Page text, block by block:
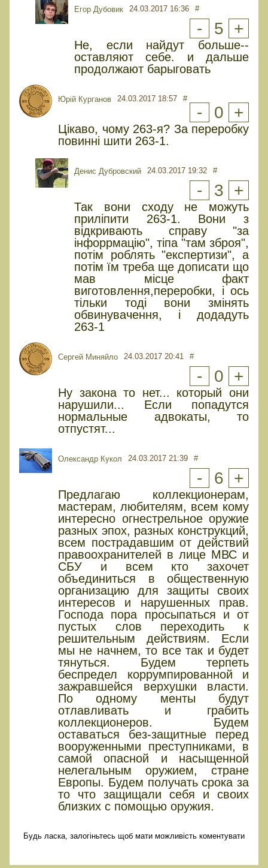
Егор Дубовик 24.03.2017 16:36 #
- 5 +
Не, если найдут больше--
оставляют себе. и дальше
продолжают барыговать
Юрій Курганов 24.03.2017 18:57 #
- 0 +
Цікаво, чому 263-я? За переробку
повинні шити 263-1.
Денис Дубровский 24.03.2017 19:32 #
- 3 +
Так вони сходу не можуть
приліпити 263-1. Вони з
відкривають справу "за
інфоррмацію", тіпа "там зброя",
потім роблять "експертизи", а
потім їм треба ще дописати що
мав місце факт
виготовлення,переробки, і ось
тільки тоді вони змінять
обвинувачення, і додадуть
263-1
Сергей Миняйло 24.03.2017 20:41 #
- 0 +
Ну закона то нет... который они
нарушили... Если попадутся
нормальные адвокаты, то
отпустят...
Олександр Кукол 24.03.2017 21:39 #
- 6 +
Предлагаю коллекционерам,
мастерам, любителям, всем кому
интересно огнестрельное оружие
разных эпох, разных конструкций,
всем пострадавшим от действий
правоохранителей в лице МВС и
СБУ и всем кто захочет
объединиться в общественную
организацию для защиты своих
интересов и нарушенных прав.
Господа пора просыпаться и от
пустых слов переходить к
решительным действиям. Если
мы не начнем, то все так и будет
тянуться. Будем терпеть
беспредел коррумпированной и
зажравшейся верхушки власти.
По одному менты будут
отлавливать и грабить
коллекционеров. Будем
оставаться без-защитные перед
вооруженными преступниками, в
самой опасной и насыщенной
нелегальным оружием, стране
Европы. Будем получать срока за
то что защищали себя и своих
близких с помощью оружия.
Будь ласка, залогіньтесь щоб мати можливість коментувати